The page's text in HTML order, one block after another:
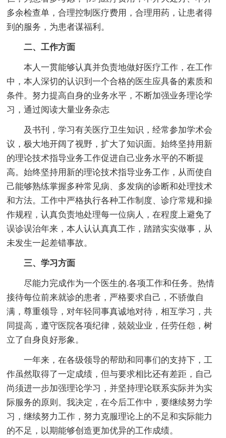
多余检查单，合理控制医疗费用，合理用药，让患者得
到的服务，为患者谋福利。
二、工作方面
本人一贯能够认真并负责地做好医疗工作，在工作
中，本人深切的认识到一个合格的医生应具备的素质和
条件。努力提高自身的业务水平，不断加强业务理论学
习，通过阅读大量业务杂志
及书刊，学习有关医疗卫生知识，经常参加学术会
议，极大地开阔了视野，扩大了知识面。始终坚持用新
的理论技术指导业务工作促进自己业务水平的不断提
高。始终坚持用新的理论技术指导业务工作，从而使自
己能够熟练掌握多种常见病、多发病的诊断和处理技术
和方法。工作中严格执行各种工作制度、诊疗常规和操
作规程，认真负责地处理每一位病人，在程度上避免了
误诊误治年来，本人认认真真工作，踏踏实实做事，从
未发生一起差错事故。
三、学习方面
尽能力完成作为一个医生的.各项工作和任务。热情
接待每位前来就诊的患者，严格要求自己，不骄傲自
满，尊重领导，对年轻同事真诚地对待，相互学习，共
同提高，遵守医院各项纪律，兢兢业业，任劳任怨，树
立了自身良好形象。
一年来，在各级领导的帮助和同事们的支持下，工
作虽然取得了一定成绩，但与要求相比还有差距，自己
尚须进一步加强理论学习，并坚持理论联系实际并为实
际服务的原则。我决定，在今后工作中，要继续努力学
习，继续努力工作，努力克服理论上的不足和实际能力
的不足，以期能够创造更加优异的工作成绩。